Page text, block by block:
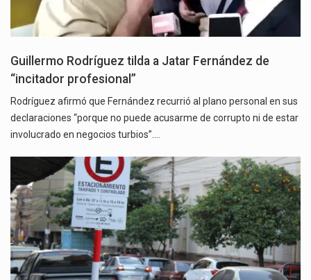
Guillermo Rodríguez tilda a Jatar Fernández de
“incitador profesional”
Rodríguez afirmó que Fernández recurrió al plano personal en sus
declaraciones “porque no puede acusarme de corrupto ni de estar
involucrado en negocios turbios”.…